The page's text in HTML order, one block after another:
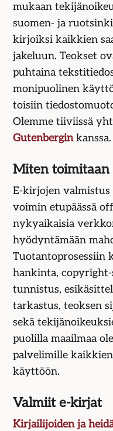
mukaan
suomen- ja
kirjoiksi kaikkien
jakeluun. Teokset
puhtaina
monipuolinen
toisiin
Olemme tiiviissä
Gutenberginkanssa.
Miten toimitaan
E-kirjojen
voimin etupäässä
nykyaikaisia
hyödyntämään
Tuotanto­prosessiin
hankinta, copyright-
tunnistus,
tarkastus, teoksen
sekä
puolilla maailmaa
palvelimille
käyttöön.
Valmiit e-kirjat
Kirjailijoiden ja